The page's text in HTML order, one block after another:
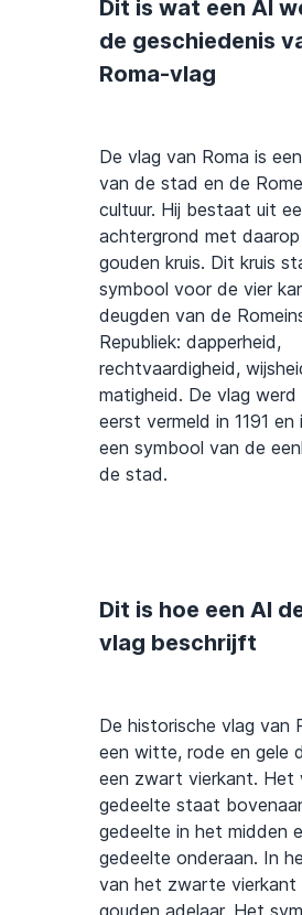
Dit is wat een AI
de geschiedenis
Roma-vlag
De vlag van Roma is
van de stad en de
cultuur. Hij bestaat uit
achtergrond met daarop
gouden kruis. Dit kruis
symbool voor de vier
deugden van de
Republiek: dapperheid,
rechtvaardigheid,
matigheid. De vlag
eerst vermeld in 1191 en
een symbool van de
de stad.
Dit is hoe een AI
vlag beschrijft
De historische vlag van
een witte, rode en gele
een zwart vierkant. Het
gedeelte staat
gedeelte in het midden
gedeelte onderaan. In
van het zwarte vierkant
gouden adelaar. Het